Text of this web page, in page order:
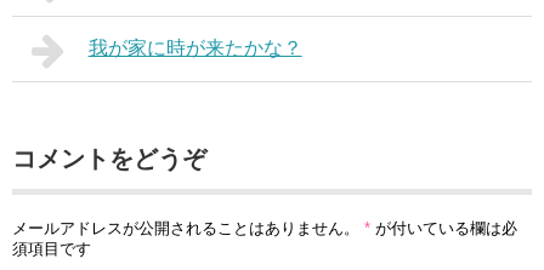
我が家に時が来たかな？
コメントをどうぞ
メールアドレスが公開されることはありません。 * が付いている欄は必
須項目です